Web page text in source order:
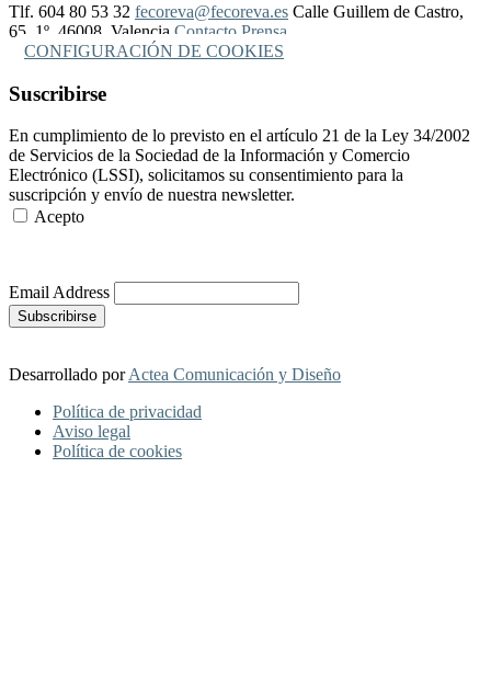
Tlf. 604 80 53 32 fecoreva@fecoreva.es Calle Guillem de Castro,
65, 1º, 46008, Valencia Contacto Prensa
CONFIGURACIÓN DE COOKIES
Suscribirse
En cumplimiento de lo previsto en el artículo 21 de la Ley 34/2002
de Servicios de la Sociedad de la Información y Comercio
Electrónico (LSSI), solicitamos su consentimiento para la
suscripción y envío de nuestra newsletter.
Acepto
Email Address
Desarrollado porActea Comunicación y Diseño
Política de privacidad
Aviso legal
Política de cookies